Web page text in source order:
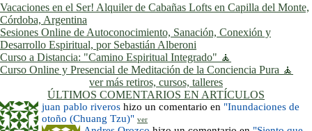
Vacaciones en el Ser! Alquiler de Cabañas Lofts en Capilla del Monte,
Córdoba, Argentina
Sesiones Online de Autoconocimiento, Sanación, Conexión y
Desarrollo Espiritual, por Sebastián Alberoni
Curso a Distancia: "Camino Espiritual Integrado" 🧘
Curso Online y Presencial de Meditación de la Conciencia Pura 🧘
ver más retiros, cursos, talleres
ÚLTIMOS COMENTARIOS EN ARTÍCULOS
juan pablo riveros hizo un comentario en "Inundaciones de
otoño (Chuang Tzu)" ver